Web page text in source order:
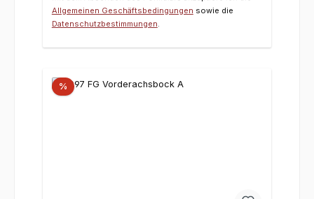
Allgemeinen Geschäftsbedingungen sowie die
Datenschutzbestimmungen
%